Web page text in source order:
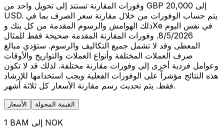
وفورات المقارنة تستند إلى تحويل واحد من GBP 20,000 إلى
USD. يتم حساب الوفورات من خلال مقارنة سعر الصرف بما في
ذلك الهوامش والرسوم المقدمة من كل بنك وXe في نفس اليوم
8/5/2026. وفورات المقارنة المقدمة صحيحة فقط للمثال
المعطى وقد لا تشمل جميع التكاليف والرسوم. ستؤدي مبالغ
صرف العملات المختلفة وأنواع العملات والتواريخ والأوقات
وعوامل فردية أخرى إلى وفورات مقارنة مختلفة. لذلك قد لا تكون
هذه النتائج مؤشراً على الوفورات الفعلية ويجب استخدامها للإرشاد
فقط. يتم تحديث رسم مقارنة الأسعار كل ثلاثة أشهر.
الأسعار القيمة المحولة
1 BAM إلى NOK